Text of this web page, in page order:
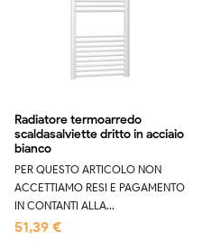
Radiatore termoarredo
scaldasalviette dritto in acciaio
bianco
PER QUESTO ARTICOLO NON
ACCETTIAMO RESI E PAGAMENTO
IN CONTANTI ALLA...
51,39 €